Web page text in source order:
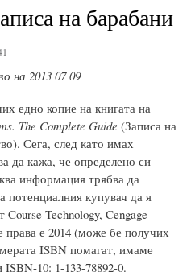
на барабани
на 2013 07 09
едно копие на книгата на
The Complete Guide (Записа на
Сега, след като имах
да кажа, че определено си
информация трябва да
потенциалния купувач да я
Technology, Cengage
права е 2014 (може бе получих
ISBN помагат, имаме
10: 1-133-78892-0.